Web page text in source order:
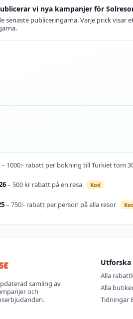
vi nya kampanjer för
senaste publiceringarna. Varje prick
– 1000:- rabatt per bokning till Turkiet tom
– 500 kr rabatt på en resa Kod
– 750:- rabatt per person på alla resor
samling av
och
Utforska
Alla
Alla
Tidningar